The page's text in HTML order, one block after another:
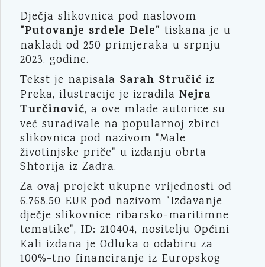
Dječja slikovnica pod naslovom
"Putovanje srdele Dele" tiskana je u
nakladi od 250 primjeraka u srpnju
2023. godine.
Tekst je napisala Sarah Stručić iz
Preka, ilustracije je izradila Nejra
Turčinović, a ove mlade autorice su
već surađivale na popularnoj zbirci
slikovnica pod nazivom "Male
životinjske priče" u izdanju obrta
Shtorija iz Zadra.
Za ovaj projekt ukupne vrijednosti od
6.768,50 EUR pod nazivom "Izdavanje
dječje slikovnice ribarsko-maritimne
tematike", ID: 210404, nositelju Općini
Kali izdana je Odluka o odabiru za
100%-tno financiranje iz Europskog